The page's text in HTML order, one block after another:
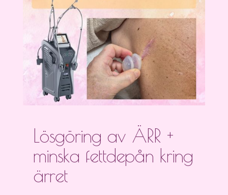
Lösgöring av ÄRR +
minska fettdepån kring
ärret